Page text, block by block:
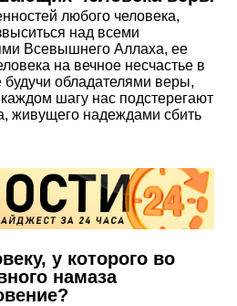
любого человека,
над всеми
Всевышнего Аллаха, ее
на вечное несчастье в
обладателями веры,
шагу нас подстерегают
живущего надеждами сбить
у которого во
намаза